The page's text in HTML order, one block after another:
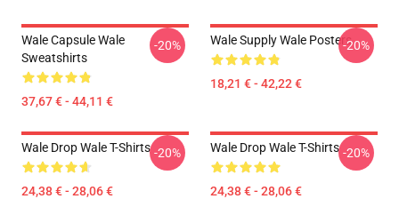
Wale Capsule Wale
Sweatshirts
37,67 € - 44,11 €
-20% Wale Supply Wale Posters
18,21 € - 42,22 €
-20%
Wale Drop Wale T-Shirts
24,38 € - 28,06 €
-20% Wale Drop Wale T-Shirts
24,38 € - 28,06 €
-20%